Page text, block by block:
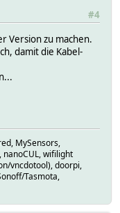
#4
Version zu machen.
damit die Kabel-
MySensors,
nanoCUL, wifilight
vncdotool), doorpi,
Tasmota,